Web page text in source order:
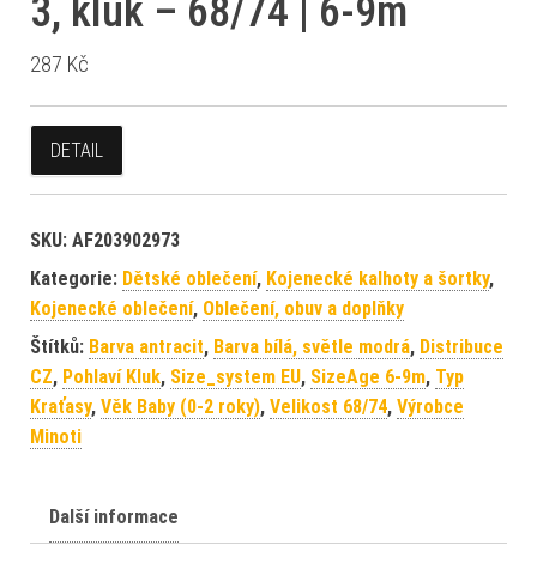
3, kluk – 68/74 | 6-9m
287 Kč
DETAIL
SKU: AF203902973
Kategorie: Dětské oblečení, Kojenecké kalhoty a šortky,
Kojenecké oblečení, Oblečení, obuv a doplňky
Štítků: Barva antracit, Barva bílá, světle modrá, Distribuce
CZ, Pohlaví Kluk, Size_system EU, SizeAge 6-9m, Typ
Kraťasy, Věk Baby (0-2 roky), Velikost 68/74, Výrobce
Minoti
Další informace